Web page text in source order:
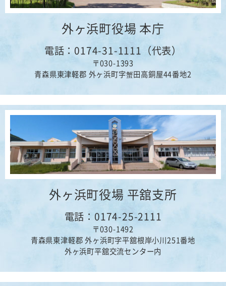
2025年10月17日
文化
【イベント】令和７年度外ヶ浜町文化交流祭の開催につ
2025年09月26日
文化
大平山元遺跡出土品が重要文化財に指定されました！
【10月13日開催】龍飛・義経マラソン2025のお知らせ
文化
むーもん館ご来館者１万人達成！
2025年05月23日
文化
【6月17日～22日】おかえり石斧展の開催について
2025年04月22日
文化
【４月26日】むーもん館１周年イベントの開催について
2025年04月17日
文化
【５月３日より】公民館の臨時休館について
2025年03月21日
文化
大平山元遺跡出土品の重要文化財指定答申について
外ヶ浜町役場 本庁
電話：0174-31-1111（代表）
〒030-1393
青森県東津軽郡 外ヶ浜町字蟹田高銅屋44番地2
外ヶ浜町役場 平舘支所
電話：0174-25-2111
〒030-1492
青森県東津軽郡 外ヶ浜町字平舘根岸小川251番地
外ヶ浜町平舘交流センター内